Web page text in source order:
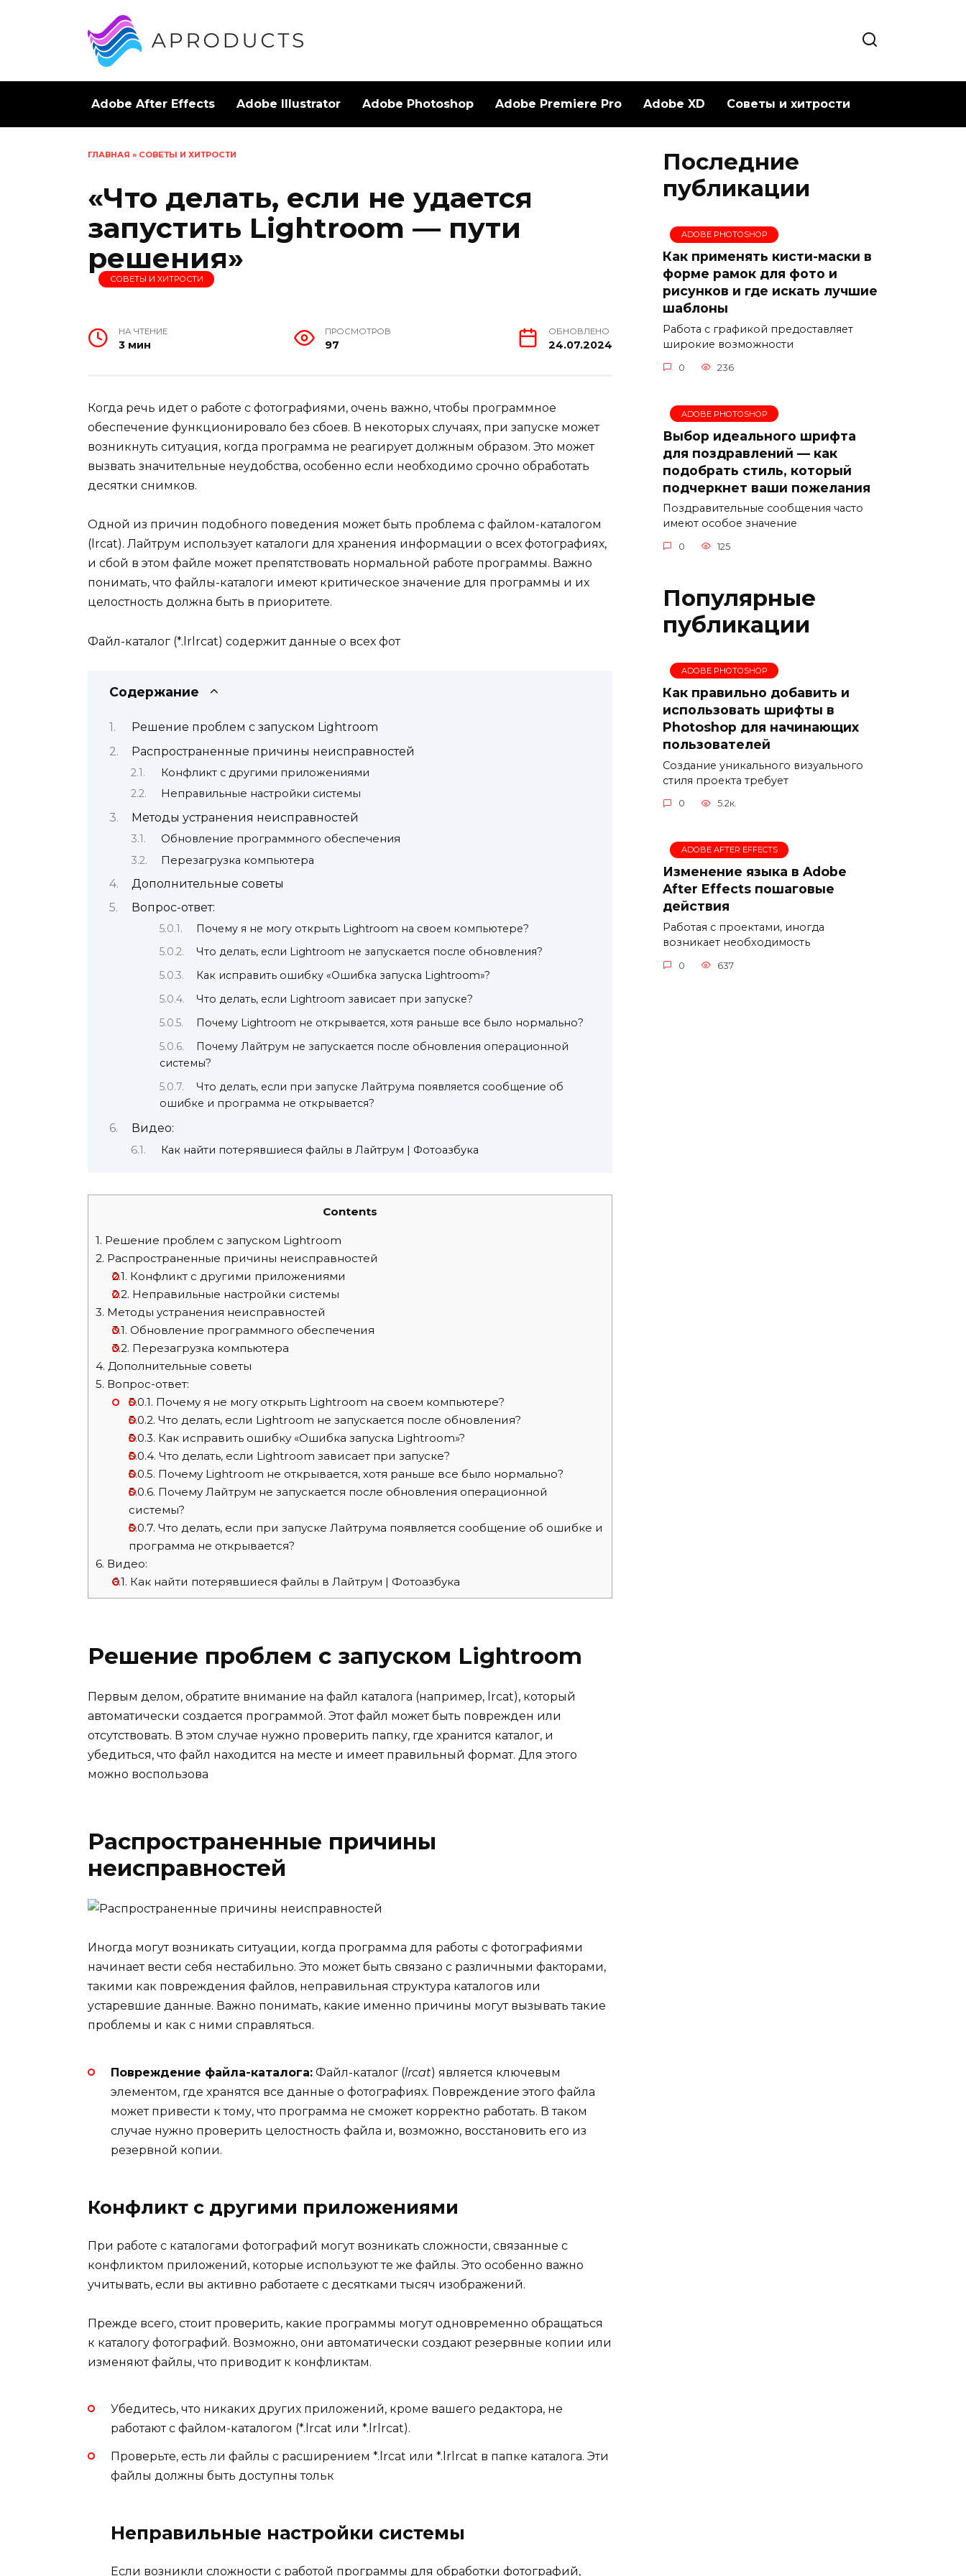
Adobe After Effects Adobe Illustrator Adobe Photoshop Adobe Premiere Pro Adobe XD Советы и хитрости
ГЛАВНАЯ » СОВЕТЫ И ХИТРОСТИ
«Что делать, если не удается
запустить Lightroom — пути
решения»
СОВЕТЫ И ХИТРОСТИ
НА ЧТЕНИЕ
3 мин
ПРОСМОТРОВ
97
ОБНОВЛЕНО
24.07.2024
Когда речь идет о работе с фотографиями, очень важно, чтобы программное
обеспечение функционировало без сбоев. В некоторых случаях, при запуске может
возникнуть ситуация, когда программа не реагирует должным образом. Это может
вызвать значительные неудобства, особенно если необходимо срочно обработать
десятки снимков.
Одной из причин подобного поведения может быть проблема с файлом-каталогом
(lrcat). Лайтрум использует каталоги для хранения информации о всех фотографиях,
и сбой в этом файле может препятствовать нормальной работе программы. Важно
понимать, что файлы-каталоги имеют критическое значение для программы и их
целостность должна быть в приоритете.
Файл-каталог (*.lrlrcat) содержит данные о всех фот
Содержание
Решение проблем с запуском Lightroom
Распространенные причины неисправностей
Конфликт с другими приложениями
Неправильные настройки системы
Методы устранения неисправностей
Обновление программного обеспечения
Перезагрузка компьютера
Дополнительные советы
Вопрос-ответ:
Почему я не могу открыть Lightroom на своем компьютере?
Что делать, если Lightroom не запускается после обновления?
Как исправить ошибку «Ошибка запуска Lightroom»?
Что делать, если Lightroom зависает при запуске?
Почему Lightroom не открывается, хотя раньше все было нормально?
Почему Лайтрум не запускается после обновления операционной
системы?
Что делать, если при запуске Лайтрума появляется сообщение об
ошибке и программа не открывается?
Видео:
Как найти потерявшиеся файлы в Лайтрум | Фотоазбука
Contents
1. Решение проблем с запуском Lightroom
2. Распространенные причины неисправностей
2.1. Конфликт с другими приложениями
2.2. Неправильные настройки системы
3. Методы устранения неисправностей
3.1. Обновление программного обеспечения
3.2. Перезагрузка компьютера
4. Дополнительные советы
5. Вопрос-ответ:
5.0.1. Почему я не могу открыть Lightroom на своем компьютере?
5.0.2. Что делать, если Lightroom не запускается после обновления?
5.0.3. Как исправить ошибку «Ошибка запуска Lightroom»?
5.0.4. Что делать, если Lightroom зависает при запуске?
5.0.5. Почему Lightroom не открывается, хотя раньше все было нормально?
5.0.6. Почему Лайтрум не запускается после обновления операционной
системы?
5.0.7. Что делать, если при запуске Лайтрума появляется сообщение об ошибке и
программа не открывается?
6. Видео:
6.1. Как найти потерявшиеся файлы в Лайтрум | Фотоазбука
Решение проблем с запуском Lightroom
Первым делом, обратите внимание на файл каталога (например, lrcat), который
автоматически создается программой. Этот файл может быть поврежден или
отсутствовать. В этом случае нужно проверить папку, где хранится каталог, и
убедиться, что файл находится на месте и имеет правильный формат. Для этого
можно воспользова
Распространенные причины
неисправностей
Иногда могут возникать ситуации, когда программа для работы с фотографиями
начинает вести себя нестабильно. Это может быть связано с различными факторами,
такими как повреждения файлов, неправильная структура каталогов или
устаревшие данные. Важно понимать, какие именно причины могут вызывать такие
проблемы и как с ними справляться.
Повреждение файла-каталога: Файл-каталог (lrcat) является ключевым
элементом, где хранятся все данные о фотографиях. Повреждение этого файла
может привести к тому, что программа не сможет корректно работать. В таком
случае нужно проверить целостность файла и, возможно, восстановить его из
резервной копии.
Конфликт с другими приложениями
При работе с каталогами фотографий могут возникать сложности, связанные с
конфликтом приложений, которые используют те же файлы. Это особенно важно
учитывать, если вы активно работаете с десятками тысяч изображений.
Прежде всего, стоит проверить, какие программы могут одновременно обращаться
к каталогу фотографий. Возможно, они автоматически создают резервные копии или
изменяют файлы, что приводит к конфликтам.
Убедитесь, что никаких других приложений, кроме вашего редактора, не
работают с файлом-каталогом (*.lrcat или *.lrlrcat).
Проверьте, есть ли файлы с расширением *.lrcat или *.lrlrcat в папке каталога. Эти
файлы должны быть доступны тольк
Неправильные настройки системы
Если возникли сложности с работой программы для обработки фотографий,
Последние
публикации
ADOBE PHOTOSHOP
Как применять кисти-маски в
форме рамок для фото и
рисунков и где искать лучшие
шаблоны
Работа с графикой предоставляет
широкие возможности
0 236
ADOBE PHOTOSHOP
Выбор идеального шрифта
для поздравлений — как
подобрать стиль, который
подчеркнет ваши пожелания
Поздравительные сообщения часто
имеют особое значение
0 125
Популярные
публикации
ADOBE PHOTOSHOP
Как правильно добавить и
использовать шрифты в
Photoshop для начинающих
пользователей
Создание уникального визуального
стиля проекта требует
0 5.2к.
ADOBE AFTER EFFECTS
Изменение языка в Adobe
After Effects пошаговые
действия
Работая с проектами, иногда
возникает необходимость
0 637